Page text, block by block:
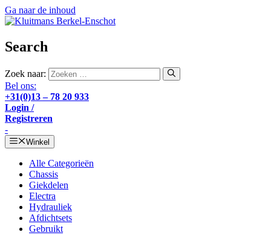
Ga naar de inhoud
Search
Zoek naar:
Bel ons:
+31(0)13 – 78 20 933
Login /
Registreren
-
Winkel
Alle Categorieën
Chassis
Giekdelen
Electra
Hydrauliek
Afdichtsets
Gebruikt